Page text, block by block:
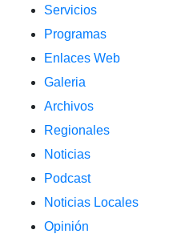
Servicios
Programas
Enlaces Web
Galeria
Archivos
Regionales
Noticias
Podcast
Noticias Locales
Opinión